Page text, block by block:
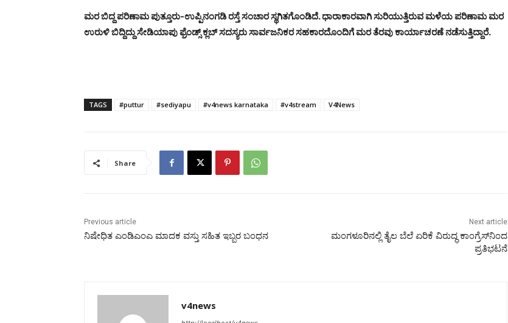
ಮರ ಬಿದ್ದ ಪರಿಣಾಮ ಪುತ್ತೂರು-ಉಪ್ಪಿನಂಗಡಿ ರಸ್ತೆ ಸಂಚಾರ ಸ್ಥಗಿತಗೊಂಡಿದೆ. ಧಾರಾಕಾರವಾಗಿ ಸುರಿಯುತ್ತಿರುವ ಮಳೆಯ ಪರಿಣಾಮ ಮರ
ಉರುಳಿ ಬಿದ್ದಿದ್ದು ಸೇಡಿಯಾಪು ಫ್ರೆಂಡ್ಸ್ ಕ್ಲಬ್ ಸದಸ್ಯರು ಸಾರ್ವಜನಿಕರ ಸಹಕಾರದೊಂದಿಗೆ ಮರ ತೆರವು ಕಾರ್ಯಾಚರಣೆ ನಡೆಸುತ್ತಿದ್ದಾರೆ.
TAGS #puttur #sediyapu #v4news karnataka #v4stream V4News
Share
Previous article
ನಿಷೇಧಿತ ಎಂಡಿಎಂಎ ಮಾದಕ ವಸ್ತು ಸಹಿತ ಇಬ್ಬರ ಬಂಧನ
Next article
ಮಂಗಳೂರಿನಲ್ಲಿ ತೈಲ ಬೆಲೆ ಏರಿಕೆ ವಿರುದ್ಧ ಕಾಂಗ್ರೆಸ್‌ನಿಂದ
ಪ್ರತಿಭಟನೆ
v4news